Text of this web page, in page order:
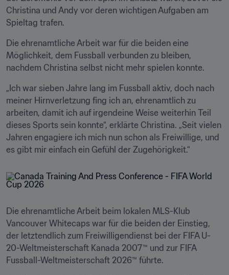
Christina und Andy vor deren wichtigen Aufgaben am
Spieltag trafen.
Die ehrenamtliche Arbeit war für die beiden eine
Möglichkeit, dem Fussball verbunden zu bleiben,
nachdem Christina selbst nicht mehr spielen konnte.
„Ich war sieben Jahre lang im Fussball aktiv, doch nach
meiner Hirnverletzung fing ich an, ehrenamtlich zu
arbeiten, damit ich auf irgendeine Weise weiterhin Teil
dieses Sports sein konnte“, erklärte Christina. „Seit vielen
Jahren engagiere ich mich nun schon als Freiwillige, und
es gibt mir einfach ein Gefühl der Zugehörigkeit.“
Die ehrenamtliche Arbeit beim lokalen MLS-Klub
Vancouver Whitecaps war für die beiden der Einstieg,
der letztendlich zum Freiwilligendienst bei der FIFA U-
20-Weltmeisterschaft Kanada 2007™ und zur FIFA
Fussball-Weltmeisterschaft 2026™ führte.